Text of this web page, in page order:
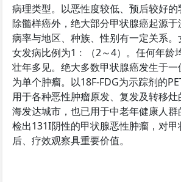
病理类型。以恶性度较低、预后较好的
除髓样癌外，绝大部分甲状腺癌起源
病率与地区、种族、性别有一定关系
女发病比例为1﹕（2～4）。任何年龄
壮年多见。绝大多数甲状腺癌发生于
为单个肿瘤。以18F-FDG为示踪剂的
用于各种恶性肿瘤原发、复发及转移
海发达城市，也已用于中老年健康人
检出131I阴性的甲状腺恶性肿瘤，对
后、疗效观察具重要价值。